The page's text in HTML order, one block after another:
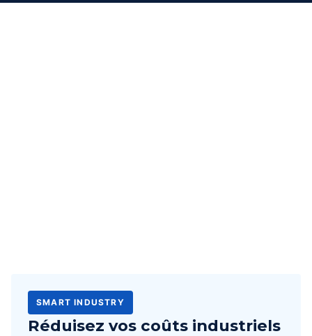
XLG Smart Industry
SMART INDUSTRY
Réduisez vos coûts industriels